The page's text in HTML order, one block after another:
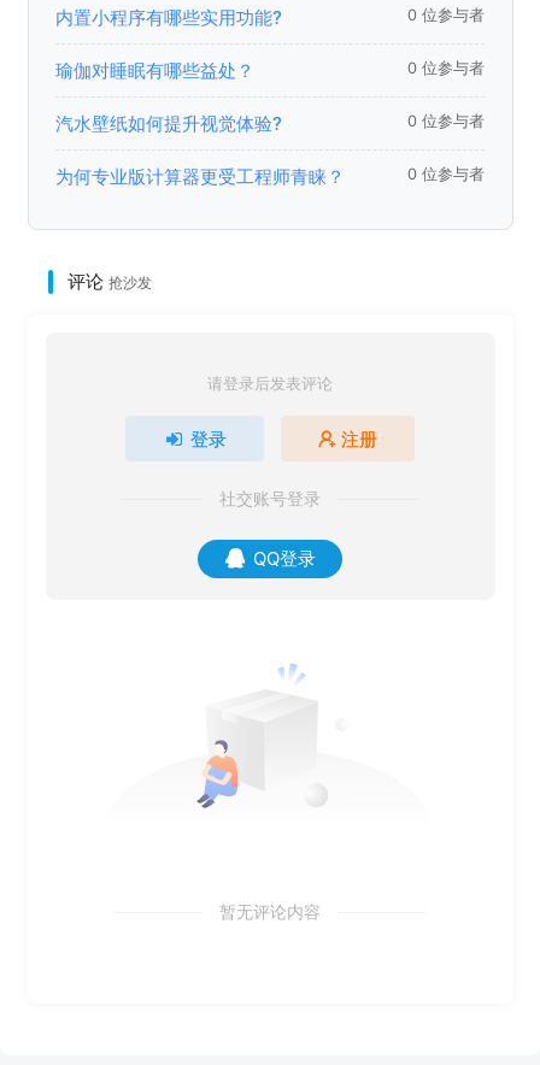
内置小程序有哪些实用功能? 0 位参与者
瑜伽对睡眠有哪些益处？ 0 位参与者
汽水壁纸如何提升视觉体验? 0 位参与者
为何专业版计算器更受工程师青睐？ 0 位参与者
评论 抢沙发
请登录后发表评论
登录 注册
社交账号登录
QQ登录
暂无评论内容